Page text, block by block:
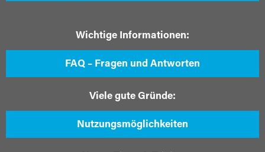
Wichtige Informationen:
FAQ – Fragen und Antworten
Viele gute Gründe:
Nutzungsmöglichkeiten